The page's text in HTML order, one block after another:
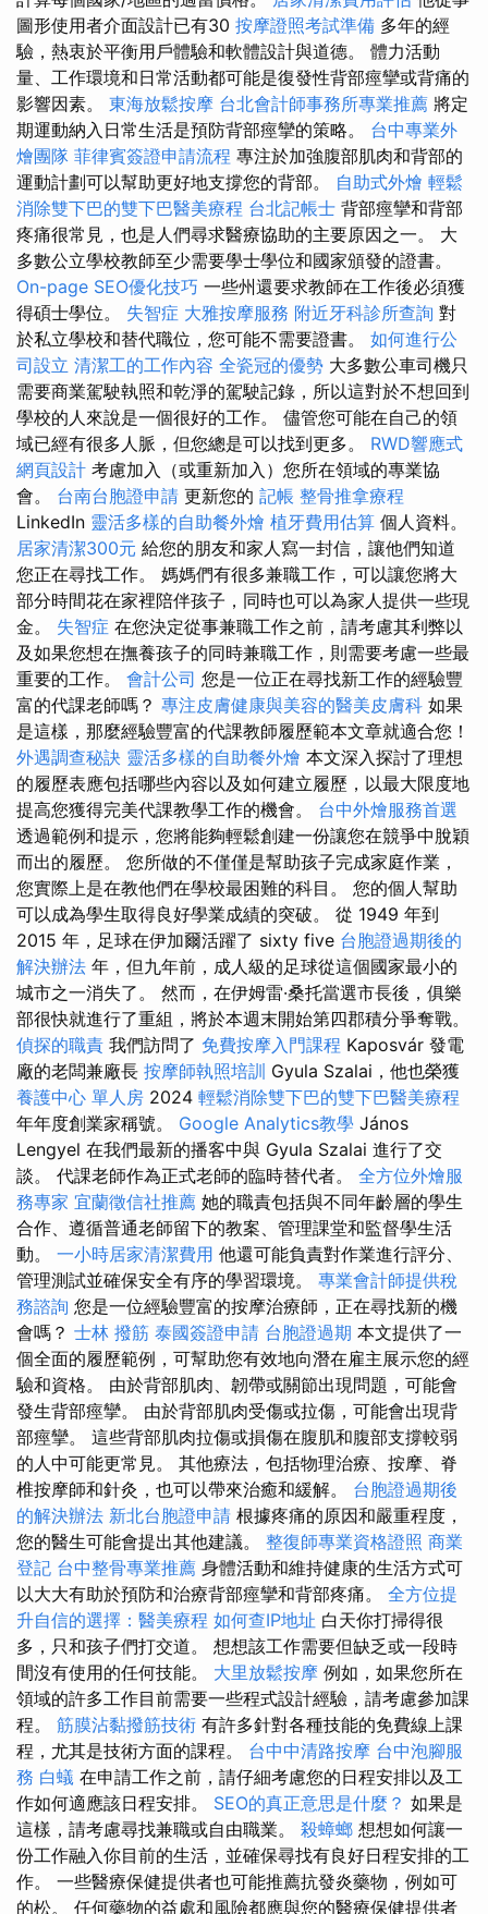
圖形使用者介面設計已有30 按摩證照考試準備 多年的經
驗，熱衷於平衡用戶體驗和軟體設計與道德。 體力活動
量、工作環境和日常活動都可能是復發性背部痙攣或背痛的
影響因素。 東海放鬆按摩 台北會計師事務所專業推薦 將定
期運動納入日常生活是預防背部痙攣的策略。 台中專業外
燴團隊 菲律賓簽證申請流程 專注於加強腹部肌肉和背部的
運動計劃可以幫助更好地支撐您的背部。 自助式外燴 輕鬆
消除雙下巴的雙下巴醫美療程 台北記帳士 背部痙攣和背部
疼痛很常見，也是人們尋求醫療協助的主要原因之一。 大
多數公立學校教師至少需要學士學位和國家頒發的證書。
On-page SEO優化技巧 一些州還要求教師在工作後必須獲
得碩士學位。 失智症 大雅按摩服務 附近牙科診所查詢 對
於私立學校和替代職位，您可能不需要證書。 如何進行公
司設立 清潔工的工作內容 全瓷冠的優勢 大多數公車司機只
需要商業駕駛執照和乾淨的駕駛記錄，所以這對於不想回到
學校的人來說是一個很好的工作。 儘管您可能在自己的領
域已經有很多人脈，但您總是可以找到更多。 RWD響應式
網頁設計 考慮加入（或重新加入）您所在領域的專業協
會。 台南台胞證申請 更新您的 記帳 整骨推拿療程
LinkedIn 靈活多樣的自助餐外燴 植牙費用估算 個人資料。
居家清潔300元 給您的朋友和家人寫一封信，讓他們知道
您正在尋找工作。 媽媽們有很多兼職工作，可以讓您將大
部分時間花在家裡陪伴孩子，同時也可以為家人提供一些現
金。 失智症 在您決定從事兼職工作之前，請考慮其利弊以
及如果您想在撫養孩子的同時兼職工作，則需要考慮一些最
重要的工作。 會計公司 您是一位正在尋找新工作的經驗豐
富的代課老師嗎？ 專注皮膚健康與美容的醫美皮膚科 如果
是這樣，那麼經驗豐富的代課教師履歷範本文章就適合您！
外遇調查秘訣 靈活多樣的自助餐外燴 本文深入探討了理想
的履歷表應包括哪些內容以及如何建立履歷，以最大限度地
提高您獲得完美代課教學工作的機會。 台中外燴服務首選
透過範例和提示，您將能夠輕鬆創建一份讓您在競爭中脫穎
而出的履歷。 您所做的不僅僅是幫助孩子完成家庭作業，
您實際上是在教他們在學校最困難的科目。 您的個人幫助
可以成為學生取得良好學業成績的突破。 從 1949 年到
2015 年，足球在伊加爾活躍了 sixty five 台胞證過期後的
解決辦法 年，但九年前，成人級的足球從這個國家最小的
城市之一消失了。 然而，在伊姆雷·桑托當選市長後，俱樂
部很快就進行了重組，將於本週末開始第四郡積分爭奪戰。
偵探的職責 我們訪問了 免費按摩入門課程 Kaposvár 發電
廠的老闆兼廠長 按摩師執照培訓 Gyula Szalai，他也榮獲
養護中心 單人房 2024 輕鬆消除雙下巴的雙下巴醫美療程
年年度創業家稱號。 Google Analytics教學 János
Lengyel 在我們最新的播客中與 Gyula Szalai 進行了交
談。 代課老師作為正式老師的臨時替代者。 全方位外燴服
務專家 宜蘭徵信社推薦 她的職責包括與不同年齡層的學生
合作、遵循普通老師留下的教案、管理課堂和監督學生活
動。 一小時居家清潔費用 他還可能負責對作業進行評分、
管理測試並確保安全有序的學習環境。 專業會計師提供稅
務諮詢 您是一位經驗豐富的按摩治療師，正在尋找新的機
會嗎？ 士林 撥筋 泰國簽證申請 台胞證過期 本文提供了一
個全面的履歷範例，可幫助您有效地向潛在雇主展示您的經
驗和資格。 由於背部肌肉、韌帶或關節出現問題，可能會
發生背部痙攣。 由於背部肌肉受傷或拉傷，可能會出現背
部痙攣。 這些背部肌肉拉傷或損傷在腹肌和腹部支撐較弱
的人中可能更常見。 其他療法，包括物理治療、按摩、脊
椎按摩師和針灸，也可以帶來治癒和緩解。 台胞證過期後
的解決辦法 新北台胞證申請 根據疼痛的原因和嚴重程度，
您的醫生可能會提出其他建議。 整復師專業資格證照 商業
登記 台中整骨專業推薦 身體活動和維持健康的生活方式可
以大大有助於預防和治療背部痙攣和背部疼痛。 全方位提
升自信的選擇：醫美療程 如何查IP地址 白天你打掃得很
多，只和孩子們打交道。 想想該工作需要但缺乏或一段時
間沒有使用的任何技能。 大里放鬆按摩 例如，如果您所在
領域的許多工作目前需要一些程式設計經驗，請考慮參加課
程。 筋膜沾黏撥筋技術 有許多針對各種技能的免費線上課
程，尤其是技術方面的課程。 台中中清路按摩 台中泡腳服
務 白蟻 在申請工作之前，請仔細考慮您的日程安排以及工
作如何適應該日程安排。 SEO的真正意思是什麼？ 如果是
這樣，請考慮尋找兼職或自由職業。 殺蟑螂 想想如何讓一
份工作融入你目前的生活，並確保尋找有良好日程安排的工
作。 一些醫療保健提供者也可能推薦抗發炎藥物，例如可
的松。 任何藥物的益處和風險都應與您的醫療保健提供者